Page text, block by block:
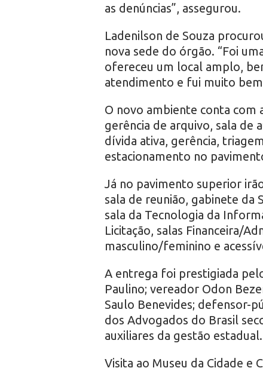
as denúncias”, assegurou.
Ladenilson de Souza
nova sede do órgão. “Foi
ofereceu um local amplo,
atendimento e fui muito
O novo ambiente conta com
gerência de arquivo, sala de
dívida ativa, gerência,
estacionamento no
Já no pavimento superior
sala de reunião, gabinete da
sala da Tecnologia da
Licitação, salas Financeira/
masculino/feminino e
A entrega foi prestigiada
Paulino; vereador Odon
Saulo Benevides; defensor-
dos Advogados do Brasil
auxiliares da gestão estadual.
Visita ao Museu da Cidade e